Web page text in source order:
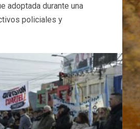
adoptada durante una
policiales y